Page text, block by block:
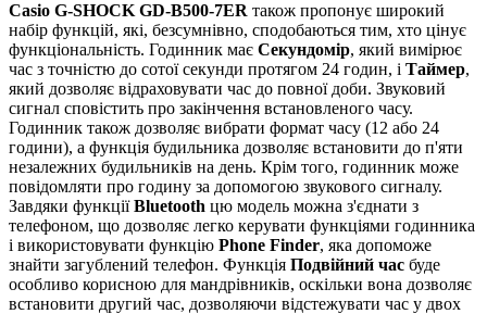
Casio G-SHOCK GD-B500-7ER також пропонує широкий
набір функцій, які, безсумнівно, сподобаються тим, хто цінує
функціональність. Годинник має Секундомір, який вимірює
час з точністю до сотої секунди протягом 24 годин, і Таймер,
який дозволяє відраховувати час до повної доби. Звуковий
сигнал сповістить про закінчення встановленого часу.
Годинник також дозволяє вибрати формат часу (12 або 24
години), а функція будильника дозволяє встановити до п'яти
незалежних будильників на день. Крім того, годинник може
повідомляти про годину за допомогою звукового сигналу.
Завдяки функціїBluetooth цю модель можна з'єднати з
телефоном, що дозволяє легко керувати функціями годинника
і використовувати функцію Phone Finder, яка допоможе
знайти загублений телефон. Функція Подвійний час буде
особливо корисною для мандрівників, оскільки вона дозволяє
встановити другий час, дозволяючи відстежувати час у двох